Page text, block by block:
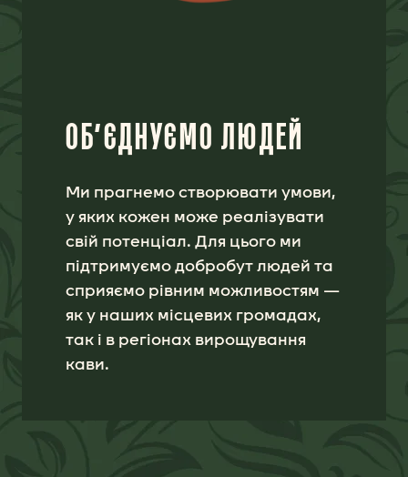
Ми прагнемо створювати умови,
свій потенціал. Для цього ми
підтримуємо добробут людей та
сприяємо рівним можливостям —
як у наших місцевих громадах,
так і в регіонах вирощування
кави.
ВІДРОДЖЕННЯ КАВОВИХ